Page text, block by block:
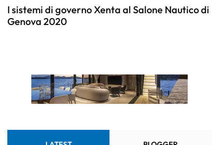
I sistemi di governo Xenta al Salone Nautico di
Genova 2020